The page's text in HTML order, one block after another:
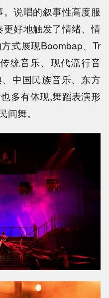
说唱的叙事性高度服
好地触发了情绪、情
式展现Boombap、Tr
统音乐、现代流行音
中国民族音乐、东方
多有体现,舞蹈表演形
舞。